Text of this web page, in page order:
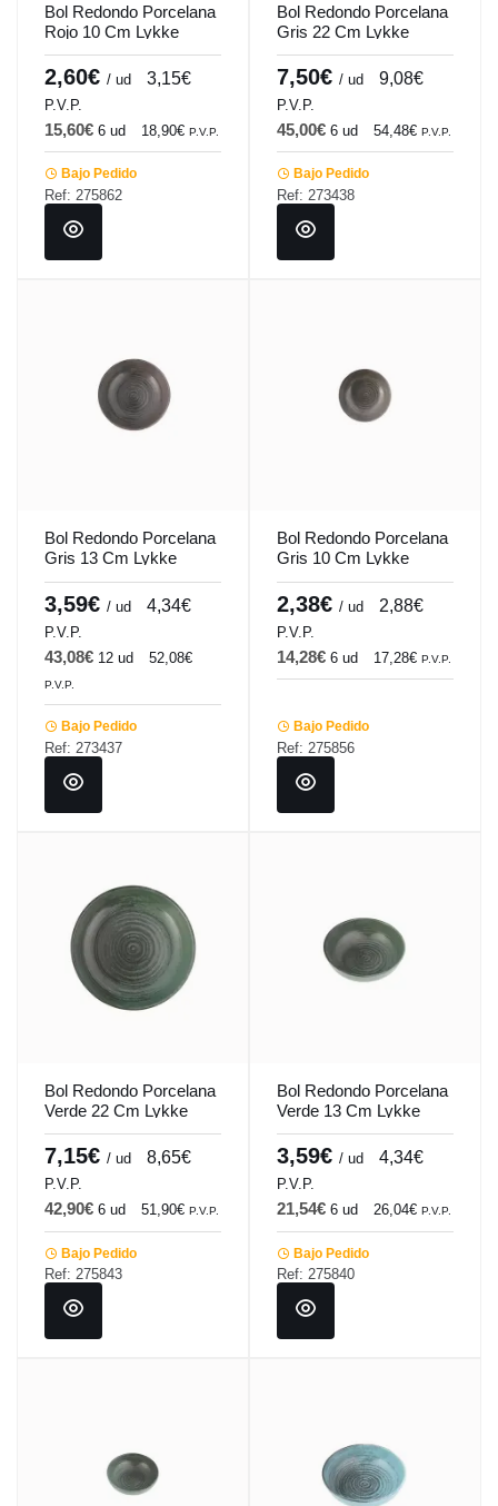
Bol Redondo Porcelana
Rojo 10 Cm Lykke
Porland
2,60€ / ud 3,15€
P.V.P.
15,60€ 6 ud 18,90€ P.V.P.
Bajo Pedido
Ref: 275862
Bol Redondo Porcelana
Gris 22 Cm Lykke
Porland
7,50€ / ud 9,08€
P.V.P.
45,00€ 6 ud 54,48€ P.V.P.
Bajo Pedido
Ref: 273438
Bol Redondo Porcelana
Gris 13 Cm Lykke
Porland
3,59€ / ud 4,34€
P.V.P.
43,08€ 12 ud 52,08€
P.V.P.
Bajo Pedido
Ref: 273437
Bol Redondo Porcelana
Gris 10 Cm Lykke
Porland
2,38€ / ud 2,88€
P.V.P.
14,28€ 6 ud 17,28€ P.V.P.
Bajo Pedido
Ref: 275856
Bol Redondo Porcelana
Verde 22 Cm Lykke
Porland
7,15€ / ud 8,65€
P.V.P.
42,90€ 6 ud 51,90€ P.V.P.
Bajo Pedido
Ref: 275843
Bol Redondo Porcelana
Verde 13 Cm Lykke
Porland
3,59€ / ud 4,34€
P.V.P.
21,54€ 6 ud 26,04€ P.V.P.
Bajo Pedido
Ref: 275840